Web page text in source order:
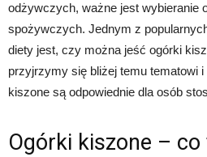
odżywczych, ważne jest wybieranie
spożywczych. Jednym z
diety jest, czy można jeść ogórki
przyjrzymy się bliżej temu tematowi
kiszone są odpowiednie dla osób
Ogórki kiszone – co